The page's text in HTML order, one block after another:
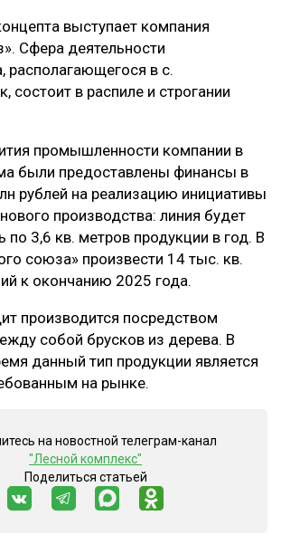
И ЗАЩИТА
ПЛИТ
выступает компания
Сфера деятельности
располагающегося в с.
состоит в распиле и строгании
промышленности компании в
были предоставлены финансы в
рублей на реализацию инициативы
производства: линия будет
по 3,6 кв. метров продукции в год. В
союза» произвести 14 тыс. кв.
к окончанию 2025 года.
производится посредством
собой брусков из дерева. В
данный тип продукции является
на рынке.
на новостной телеграм-канал
"Лесной комплекс"
Поделиться статьей